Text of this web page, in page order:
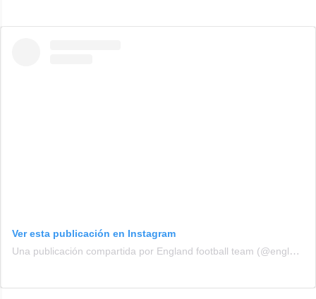
Ver esta publicación en Instagram
Una publicación compartida por England football team (@england)